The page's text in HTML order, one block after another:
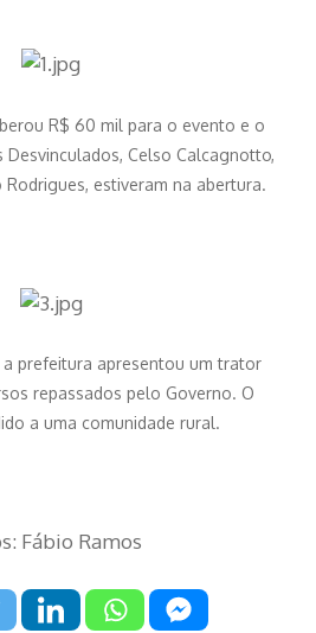
R$ 60 mil para o evento e o
Desvinculados, Celso Calcagnotto,
Rodrigues, estiveram na abertura.
prefeitura apresentou um trator
repassados pelo Governo. O
a uma comunidade rural.
Fábio Ramos